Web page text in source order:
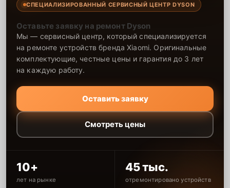
СПЕЦИАЛИЗИРОВАННЫЙ СЕРВИСНЫЙ ЦЕНТР DYSON
Оставьте заявку на ремонт Dyson
Мы — сервисный центр, который специализируется
на ремонте устройств бренда Xiaomi. Оригинальные
комплектующие, честные цены и гарантия до 3 лет
на каждую работу.
Оставить заявку
Смотреть цены
10+
лет на рынке
45 тыс.
отремонтировано устройств